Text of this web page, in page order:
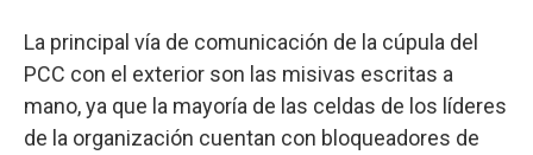
La principal vía de comunicación de la cúpula del
PCC con el exterior son las misivas escritas a
mano, ya que la mayoría de las celdas de los líderes
de la organización cuentan con bloqueadores de